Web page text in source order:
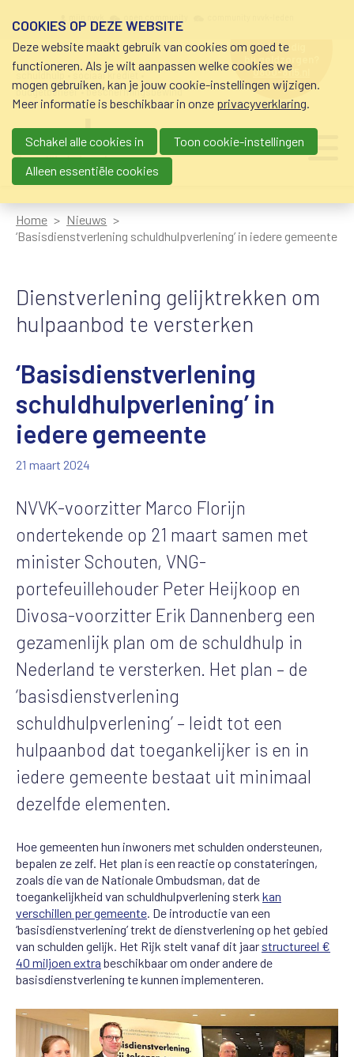
schuldhulp • sociaal krediet •
budgetbeheer • beschermingsbewind
hulp nodig
bij geldzorgen?
0800-8115.nl
Main navigation
Home
Nieuws
‘Basisdienstverlening schuldhulpverlening’ in iedere gemeente
Dienstverlening gelijktrekken om
hulpaanbod te versterken
‘Basisdienstverlening
schuldhulpverlening’ in
iedere gemeente
21 maart 2024
NVVK-voorzitter Marco Florijn
ondertekende op 21 maart samen met
minister Schouten, VNG-
portefeuillehouder Peter Heijkoop en
Divosa-voorzitter Erik Dannenberg een
gezamenlijk plan om de schuldhulp in
Nederland te versterken. Het plan – de
‘basisdienstverlening
schuldhulpverlening’ – leidt tot een
hulpaanbod dat toegankelijker is en in
iedere gemeente bestaat uit minimaal
dezelfde elementen.
Hoe gemeenten hun inwoners met schulden ondersteunen,
bepalen ze zelf. Het plan is een reactie op constateringen,
zoals die van de Nationale Ombudsman, dat de
toegankelijkheid van schuldhulpverlening sterk kan
verschillen per gemeente . De introductie van een
‘basisdienstverlening’ trekt de dienstverlening op het gebied
van schulden gelijk. Het Rijk stelt vanaf dit jaar structureel €
40 miljoen extra beschikbaar om onder andere de
basisdienstverlening te kunnen implementeren.
COOKIES OP DEZE WEBSITE
Deze website maakt gebruik van cookies om goed te
functioneren. Als je wilt aanpassen welke cookies we
mogen gebruiken, kan je jouw cookie-instellingen wijzigen.
Meer informatie is beschikbaar in onze privacyverklaring.
Schakel alle cookies in
Toon cookie-instellingen
Alleen essentiële cookies